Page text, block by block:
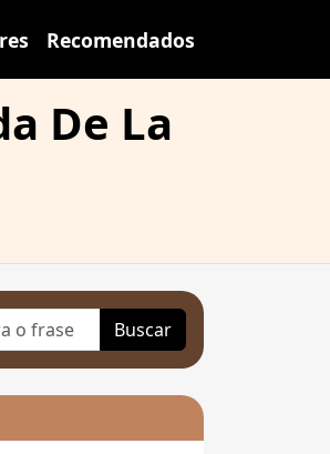
Recomendados
De La
Buscar